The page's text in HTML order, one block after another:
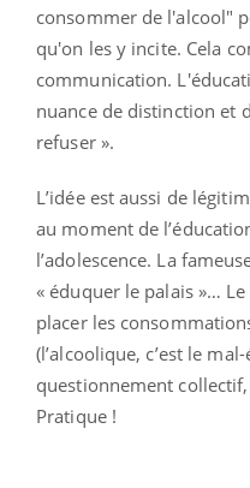
consommer de l'alcool"
qu'on les y incite. Cela
communication.
nuance de distinction et
refuser ».
L’idée est aussi de
au moment de
l’adolescence. La
« éduquer le palais »…
placer les
(l’alcoolique, c’est le
questionnement
Pratique !